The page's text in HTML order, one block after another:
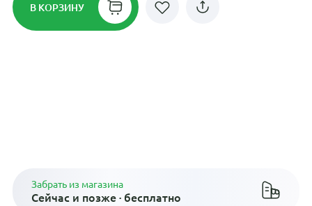
В КОРЗИНУ
Забрать из магазина
Сейчас и позже · бесплатно